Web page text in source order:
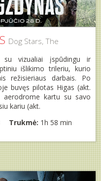
Dog Stars, The
su vizualiai įspūdingu ir
išlikimo trileriu, kurio
režisieriaus darbais. Po
buvęs pilotas Higas (akt.
aerodrome kartu su savo
kariu (akt.
Trukmė: 1h 58 min